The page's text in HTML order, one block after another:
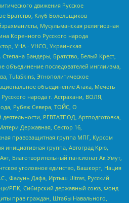
движения Русское
Братство, Клуб Болельщиков
Мусульманская религиозная
Коренного Русского народа
УНА - УНСО, Украинская
Бандеры, Братство, Белый Крест,
объединение последователей инглиизма,
TulaSkins, Этнополитическое
объединение Атака, Мечеть
народа г. Астрахани, ВОЛЯ,
Рубеж Севера, ТОЙС, О
деятельности, РЕВТАТПОД, Артподготовка,
Державная, Сектор 16,
правозащитная группа МПГ, Курсом
инициативная группа, Автоград Крю,
Благотворительный пансионат Ак Умут,
уголовное единство, Башкорт, Нация
Фалунь Дафа, Иртыш Ultras, Русский
РПК, Сибирский державный союз, Фонд
прав граждан, Штабы Навального,